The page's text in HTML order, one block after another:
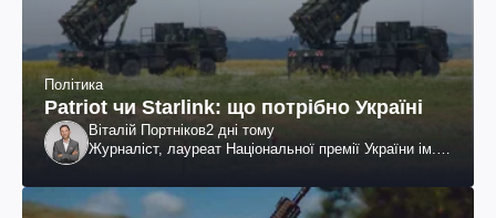
Політика
Patriot чи Starlink: що потрібно Україні
Віталій Портніков2 дні тому
Журналіст, лауреат Національної премії України ім.